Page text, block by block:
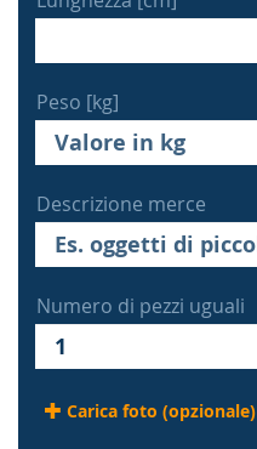
Peso [kg]
Descrizione merce
Numero di pezzi uguali
Carica foto (opzionale)